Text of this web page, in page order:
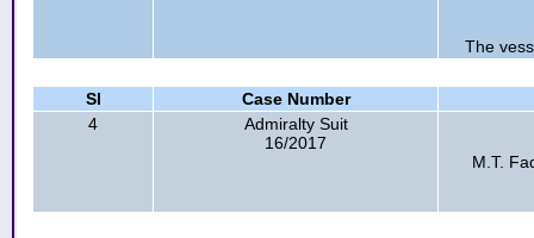
The
Sl
Case Number
4
Admiralty Suit
16/2017
M.T.